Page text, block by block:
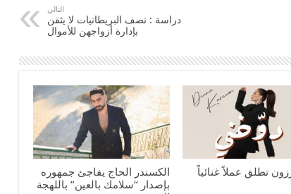
التالي
دراسة : نصف البريطانيات لا يثقن
بإدارة أزواجهن للأموال
تطلق عملاً غنائياً
الكسندر الحاج يفاجئ جمهوره
بإصدار “سلامك بالعين” باللهجة